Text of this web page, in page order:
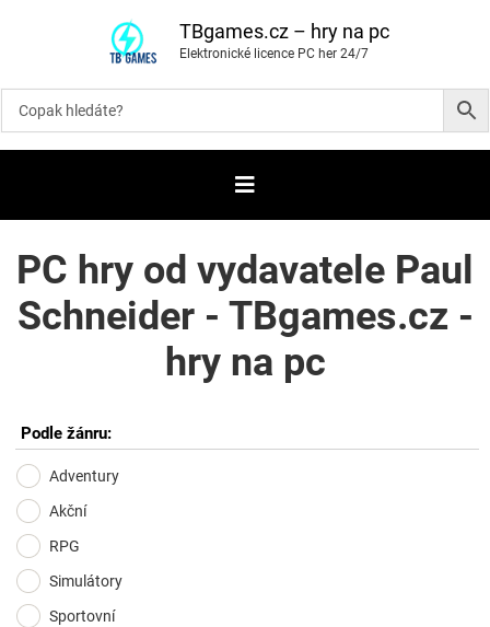
o
i
t
b
TBgames.cz – hry na pc
Elektronické licence PC her 24/7
PC hry od vydavatele Paul
Schneider - TBgames.cz -
hry na pc
Podle žánru:
Adventury
Akční
RPG
Simulátory
Sportovní